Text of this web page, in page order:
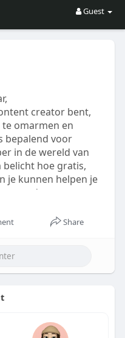
Guest
creator bent,
omarmen en
bepalend voor
in de wereld van
hoe gratis,
je kunnen helpen je
de concrete
van deze
inzetten om je
Share